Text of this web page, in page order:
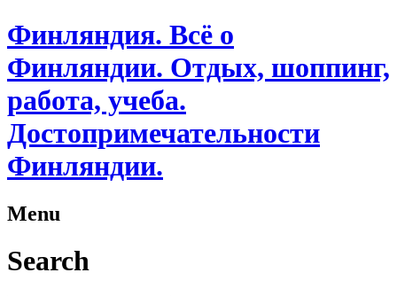
Финляндия. Всё о
Финляндии. Отдых, шоппинг,
работа, учеба.
Достопримечательности
Финляндии.
Menu
Search